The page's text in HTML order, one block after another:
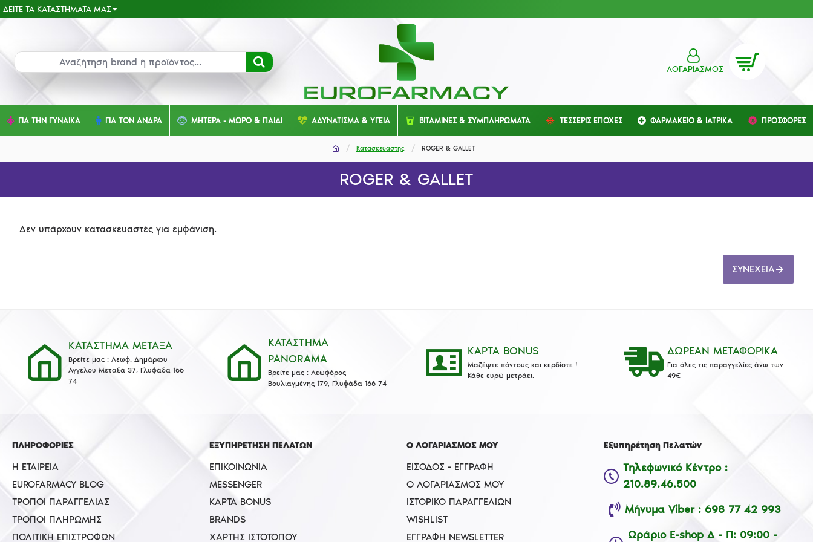
ΔΕΊΤΕ ΤΑ ΚΑΤΑΣΤΉΜΑΤΑ ΜΑΣ
ΛΟΓΑΡΙΑΣΜΌΣ
ΓΙΑ ΤΗΝ ΓΥΝΑΙΚΑ ΓΙΑ ΤΟΝ ΑΝΔΡΑ ΜΗΤΕΡΑ - ΜΩΡΟ & ΠΑΙΔΙ ΑΔΥΝΑΤΙΣΜΑ & ΥΓΕΙΑ ΒΙΤΑΜΙΝΕΣ & ΣΥΜΠΛΗΡΩΜΑΤΑ ΤΕΣΣΕΡΙΣ ΕΠΟΧΕΣ ΦΑΡΜΑΚΕΙΟ & ΙΑΤΡΙΚΑ ΠΡΟΣΦΟΡΕΣ
Κατασκευαστής ROGER & GALLET
ROGER & GALLET
Δεν υπάρχουν κατασκευαστές για εμφάνιση.
ΣΥΝΈΧΕΙΑ
ΚΑΤΑΣΤΗΜΑ ΜΕΤΑΞΑ
Βρείτε μας : Λεωφ. Δημάρχου
Αγγέλου Μεταξά 37, Γλυφάδα 166
74
ΚΑΤΑΣΤΗΜΑ
PANORAMA
Βρείτε μας : Λεωφόρος
Βουλιαγμένης 179, Γλυφάδα 166 74
ΚΑΡΤΑ BONUS
Μαζέψτε πόντους και κερδίστε !
Κάθε ευρώ μετράει.
ΔΩΡΕΑΝ ΜΕΤΑΦΟΡΙΚΑ
Για όλες τις παραγγελίες άνω των
49€
ΠΛΗΡΟΦΟΡΙΕΣ
Η ΕΤΑΙΡΕΊΑ
EUROFARMACY BLOG
ΤΡΌΠΟΙ ΠΑΡΑΓΓΕΛΊΑΣ
ΤΡΌΠΟΙ ΠΛΗΡΩΜΉΣ
ΠΟΛΙΤΙΚΉ ΕΠΙΣΤΡΟΦΏΝ
ΕΞΥΠΗΡΕΤΗΣΗ ΠΕΛΑΤΩΝ
ΕΠΙΚΟΙΝΩΝΊΑ
MESSENGER
ΚΆΡΤΑ BONUS
BRANDS
ΧΆΡΤΗΣ ΙΣΤΌΤΟΠΟΥ
Ο ΛΟΓΑΡΙΑΣΜΟΣ ΜΟΥ
ΕΊΣΟΔΟΣ - ΕΓΓΡΑΦΉ
Ο ΛΟΓΑΡΙΑΣΜΌΣ ΜΟΥ
ΙΣΤΟΡΙΚΌ ΠΑΡΑΓΓΕΛΙΏΝ
WISHLIST
ΕΓΓΡΑΦΉ NEWSLETTER
Εξυπηρέτηση Πελατών
Τηλεφωνικό Κέντρο :
210.89.46.500
Μήνυμα Viber : 698 77 42 993
Ωράριο E-shop Δ - Π: 09:00 -